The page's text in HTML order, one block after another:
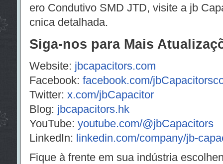
ero Condutivo SMD JTD, visite a jb
cnica detalhada.
Siga-nos para Mais
Website: jbcapacitors.com
Facebook: facebook.com/
Twitter: x.com/jbCapacitor
Blog: jbcapacitors.hk
YouTube: youtube.com/@jbCapacitors
LinkedIn: linkedin.com/company/jb-
Fique à frente em sua indústria